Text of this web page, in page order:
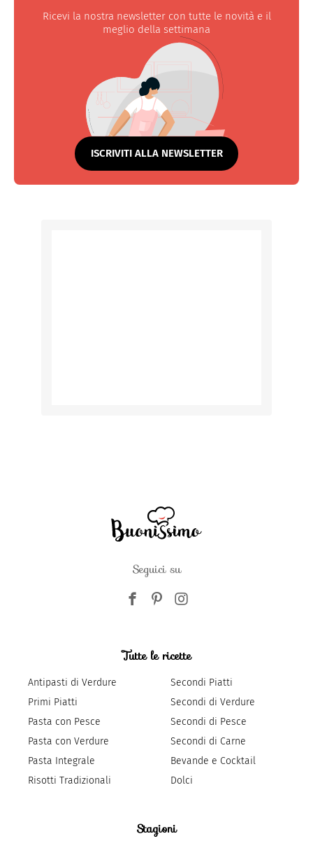
Ricevi la nostra newsletter con tutte le novità e il
meglio della settimana
ISCRIVITI ALLA NEWSLETTER
Seguici su
Tutte le ricette
Antipasti di Verdure
Primi Piatti
Pasta con Pesce
Pasta con Verdure
Pasta Integrale
Risotti Tradizionali
Secondi Piatti
Secondi di Verdure
Secondi di Pesce
Secondi di Carne
Bevande e Cocktail
Dolci
Stagioni